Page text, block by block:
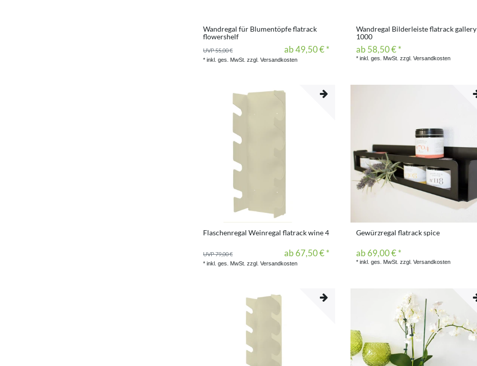
Wandregal für Blumentöpfe flatrack
flowershelf
UVP 55,00 € ab 49,50 € *
*inkl. ges. MwSt. zzgl.Versandkosten
Wandregal Bilderleiste flatrack gallery
1000
ab 58,50 € *
*inkl. ges. MwSt. zzgl.Versandkosten
Flaschenregal Weinregal flatrack wine 4
UVP 79,00 € ab 67,50 € *
*inkl. ges. MwSt. zzgl.Versandkosten
Gewürzregal flatrack spice
ab 69,00 € *
*inkl. ges. MwSt. zzgl.Versandkosten